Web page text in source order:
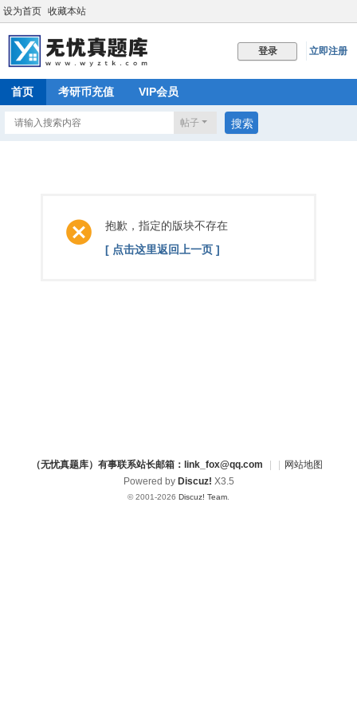
设为首页 收藏本站
登录 立即注册
首页 考研币充值 VIP会员
帖子 搜索
抱歉，指定的版块不存在
[ 点击这里返回上一页 ]
（无忧真题库）有事联系站长邮箱：link_fox@qq.com
网站地图
Powered by Discuz! X3.5
© 2001-2026 Discuz! Team